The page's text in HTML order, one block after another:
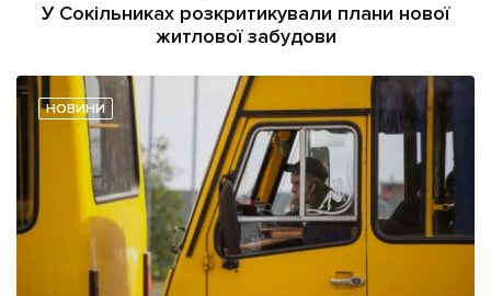
У Сокільниках розкритикували плани нової
житлової забудови
НОВИНИ